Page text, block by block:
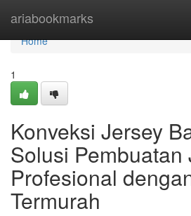
ariabookmarks
Home
Home
1
Konveksi Jersey
Solusi Pembuatan
Profesional
Termurah